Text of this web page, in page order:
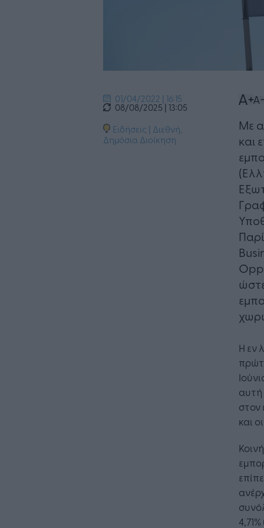
01/04/2022 | 16:15
08/08/2025 | 13:05
Ειδήσεις | Διεθνή,
Δημόσια Διοίκηση
​Με
και
H εν
αυτή
στον
και